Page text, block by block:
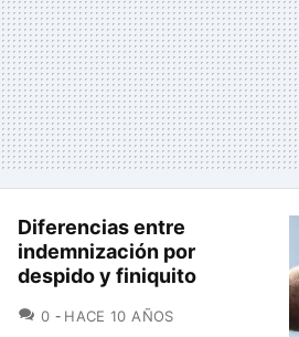
Diferencias entre
indemnización por
despido y finiquito
0 COMENTARIOS
HACE 10 AÑOS